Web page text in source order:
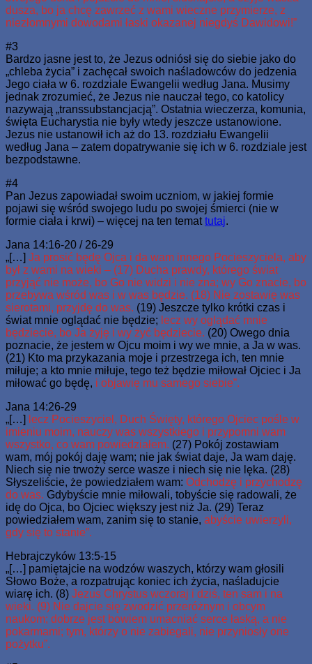
dusza, bo ja chcę zawrzeć z wami wieczne przymierze, z
niezłomnymi dowodami łaski okazanej niegdyś Dawidowi!”
#3
Bardzo jasne jest to, że Jezus odniósł się do siebie jako do
„chleba życia” i zachęcał swoich naśladowców do jedzenia
Jego ciała w 6. rozdziale Ewangelii według Jana. Musimy
jednak zrozumieć, że Jezus nie nauczał tego, co katolicy
nazywają „transsubstancjacją”. Ostatnia wieczerza, komunia,
święta Eucharystia nie były wtedy jeszcze ustanowione.
Jezus nie ustanowił ich aż do 13. rozdziału Ewangelii
według Jana – zatem dopatrywanie się ich w 6. rozdziale jest
bezpodstawne.
#4
Pan Jezus zapowiadał swoim uczniom, w jakiej formie
pojawi się wśród swojego ludu po swojej śmierci (nie w
formie ciała i krwi) – więcej na ten temattutaj.
Jana 14:16-20 / 26-29
„[…] Ja prosić będę Ojca i da wam innego Pocieszyciela, aby
był z wami na wieki – (17) Ducha prawdy, którego świat
przyjąć nie może, bo Go nie widzi i nie zna; wy Go znacie, bo
przebywa wśród was i w was będzie. (18) Nie zostawię was
sierotami, przyjdę do was. (19) Jeszcze tylko krótki czas i
świat mnie oglądać nie będzie; lecz wy oglądać mnie
będziecie, bo Ja żyję i wy żyć będziecie. (20) Owego dnia
poznacie, że jestem w Ojcu moim i wy we mnie, a Ja w was.
(21) Kto ma przykazania moje i przestrzega ich, ten mnie
miłuje; a kto mnie miłuje, tego też będzie miłował Ojciec i Ja
miłować go będę, i objawię mu samego siebie”.
Jana 14:26-29
„[…] lecz Pocieszyciel, Duch Święty, którego Ojciec pośle w
imieniu moim, nauczy was wszystkiego i przypomni wam
wszystko, co wam powiedziałem. (27) Pokój zostawiam
wam, mój pokój daję wam; nie jak świat daje, Ja wam daję.
Niech się nie trwoży serce wasze i niech się nie lęka. (28)
Słyszeliście, że powiedziałem wam: Odchodzę i przychodzę
do was. Gdybyście mnie miłowali, tobyście się radowali, że
idę do Ojca, bo Ojciec większy jest niż Ja. (29) Teraz
powiedziałem wam, zanim się to stanie, abyście uwierzyli,
gdy się to stanie”.
Hebrajczyków 13:5-15
„[…] pamiętajcie na wodzów waszych, którzy wam głosili
Słowo Boże, a rozpatrując koniec ich życia, naśladujcie
wiarę ich. (8) Jezus Chrystus wczoraj i dziś, ten sam i na
wieki. (9) Nie dajcie się zwodzić przeróżnym i obcym
naukom; dobrze jest bowiem umacniać serce łaską, a nie
pokarmami; tym, którzy o nie zabiegali, nie przyniosły one
pożytku”.